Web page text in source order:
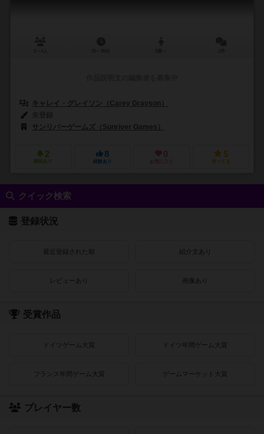
キャレイ・グレイソン（Carey Grayson）
サンリバーゲームズ（Sunriver Games）
2
興味あり
8
経験あり
0
お気に入り
5
持ってる
クイック検索
登録状況
最近登録された順 紹介文あり
レビューあり 画像あり
受賞作品
ドイツゲーム大賞 ドイツ年間ゲーム大賞
フランス年間ゲーム大賞 ゲームマーケット大賞
プレイヤー数